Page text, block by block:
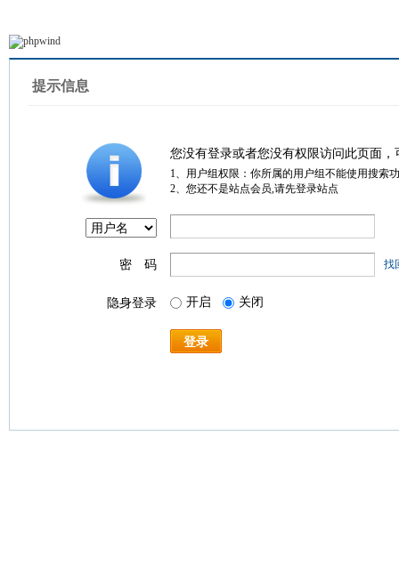
提示信息
您没有登录或者您没有权限访问此页面
1、用户组权限：你所属的用户组不能使用搜索
2、您还不是站点会员,请先登录站点
密 码 找
隐身登录 开启 关闭
登录